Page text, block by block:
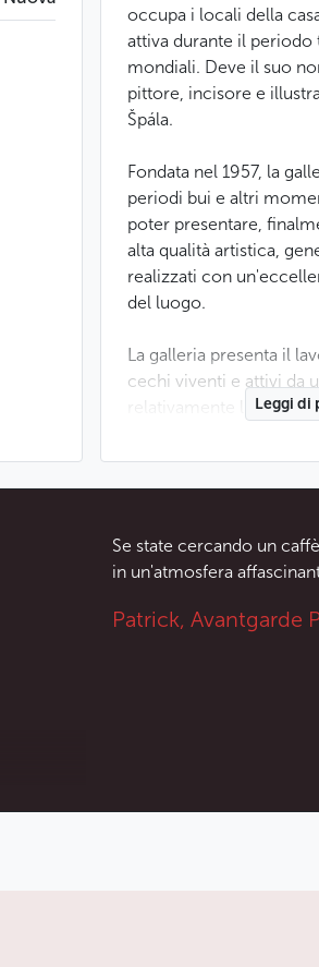
occupa i locali della
attiva durante il periodo
mondiali. Deve il suo
pittore, incisore e
Špála.
Fondata nel 1957, la
periodi bui e altri
poter presentare,
alta qualità artistica,
realizzati con
del luogo.
La galleria presenta il
cechi viventi e attivi da
relativamente lungo, tra
raramente della
fotografie e sculture si
Per vedere il
Leggi di
Se state cercando un
in un'atmosfera
Patrick, Avantgarde